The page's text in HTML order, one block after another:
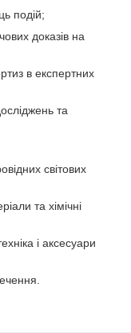
подій;
доказів на
в експертних
та
світових
та хімічні
і аксесуари